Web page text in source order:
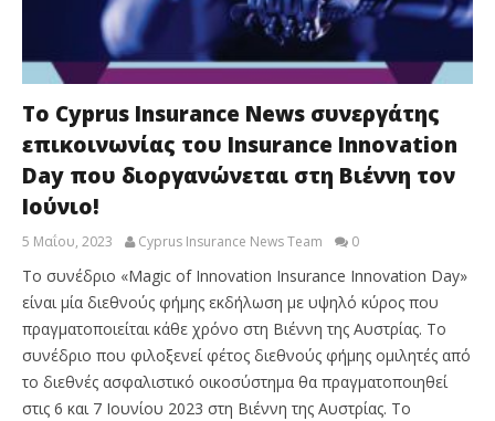
Το Cyprus Insurance News συνεργάτης
επικοινωνίας του Insurance Innovation
Day που διοργανώνεται στη Βιέννη τον
Ιούνιο!
5 Μαΐου, 2023 Cyprus Insurance News Team 0
Το συνέδριο «Magic of Innovation Insurance Innovation Day»
είναι μία διεθνούς φήμης εκδήλωση με υψηλό κύρος που
πραγματοποιείται κάθε χρόνο στη Βιέννη της Αυστρίας. Το
συνέδριο που φιλοξενεί φέτος διεθνούς φήμης ομιλητές από
το διεθνές ασφαλιστικό οικοσύστημα θα πραγματοποιηθεί
στις 6 και 7 Ιουνίου 2023 στη Βιέννη της Αυστρίας. Το